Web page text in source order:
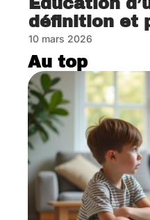
définition et
10 mars 2026
Au top